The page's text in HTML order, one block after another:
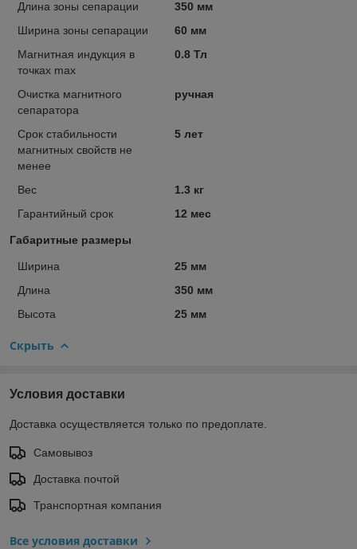
Длина зоны сепарации
350 мм
Ширина зоны сепарации
60 мм
Магнитная индукция в
точках max
0.8 Тл
Очистка магнитного
сепаратора
ручная
Срок стабильности
магнитных свойств не
менее
5 лет
Вес
1.3 кг
Гарантийный срок
12 мес
Габаритные размеры
Ширина
25 мм
Длина
350 мм
Высота
25 мм
Скрыть
Условия доставки
Доставка осуществляется только по предоплате.
Самовывоз
Доставка почтой
Транспортная компания
Все условия доставки